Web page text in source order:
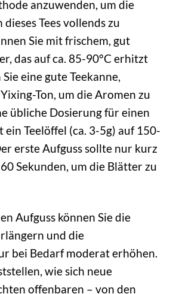
anzuwenden, um die
Tees vollends zu
Sie mit frischem, gut
das auf ca. 85-90°C erhitzt
eine gute Teekanne,
Ton, um die Aromen zu
übliche Dosierung für einen
ein Teelöffel (ca. 3-5g) auf 150-
erste Aufguss sollte nur kurz
Sekunden, um die Blätter zu
Aufguss können Sie die
und die
bei Bedarf moderat erhöhen.
wie sich neue
offenbaren – von den